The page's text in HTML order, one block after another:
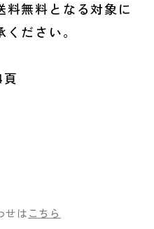
料無料となる対象に
ださい。
せはこちら